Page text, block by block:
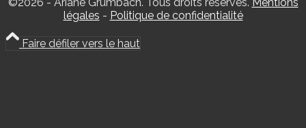
légales - Politique de confidentialité
Faire défiler vers le haut